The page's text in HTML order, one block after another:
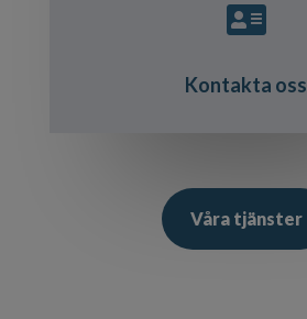

Kontakta oss
Våra tjänster